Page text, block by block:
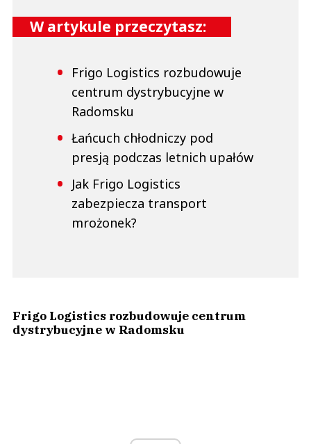
W artykule przeczytasz:
Frigo Logistics rozbudowuje
centrum dystrybucyjne w
Radomsku
Łańcuch chłodniczy pod
presją podczas letnich upałów
Jak Frigo Logistics
zabezpiecza transport
mrożonek?
Frigo Logistics rozbudowuje centrum
dystrybucyjne w Radomsku